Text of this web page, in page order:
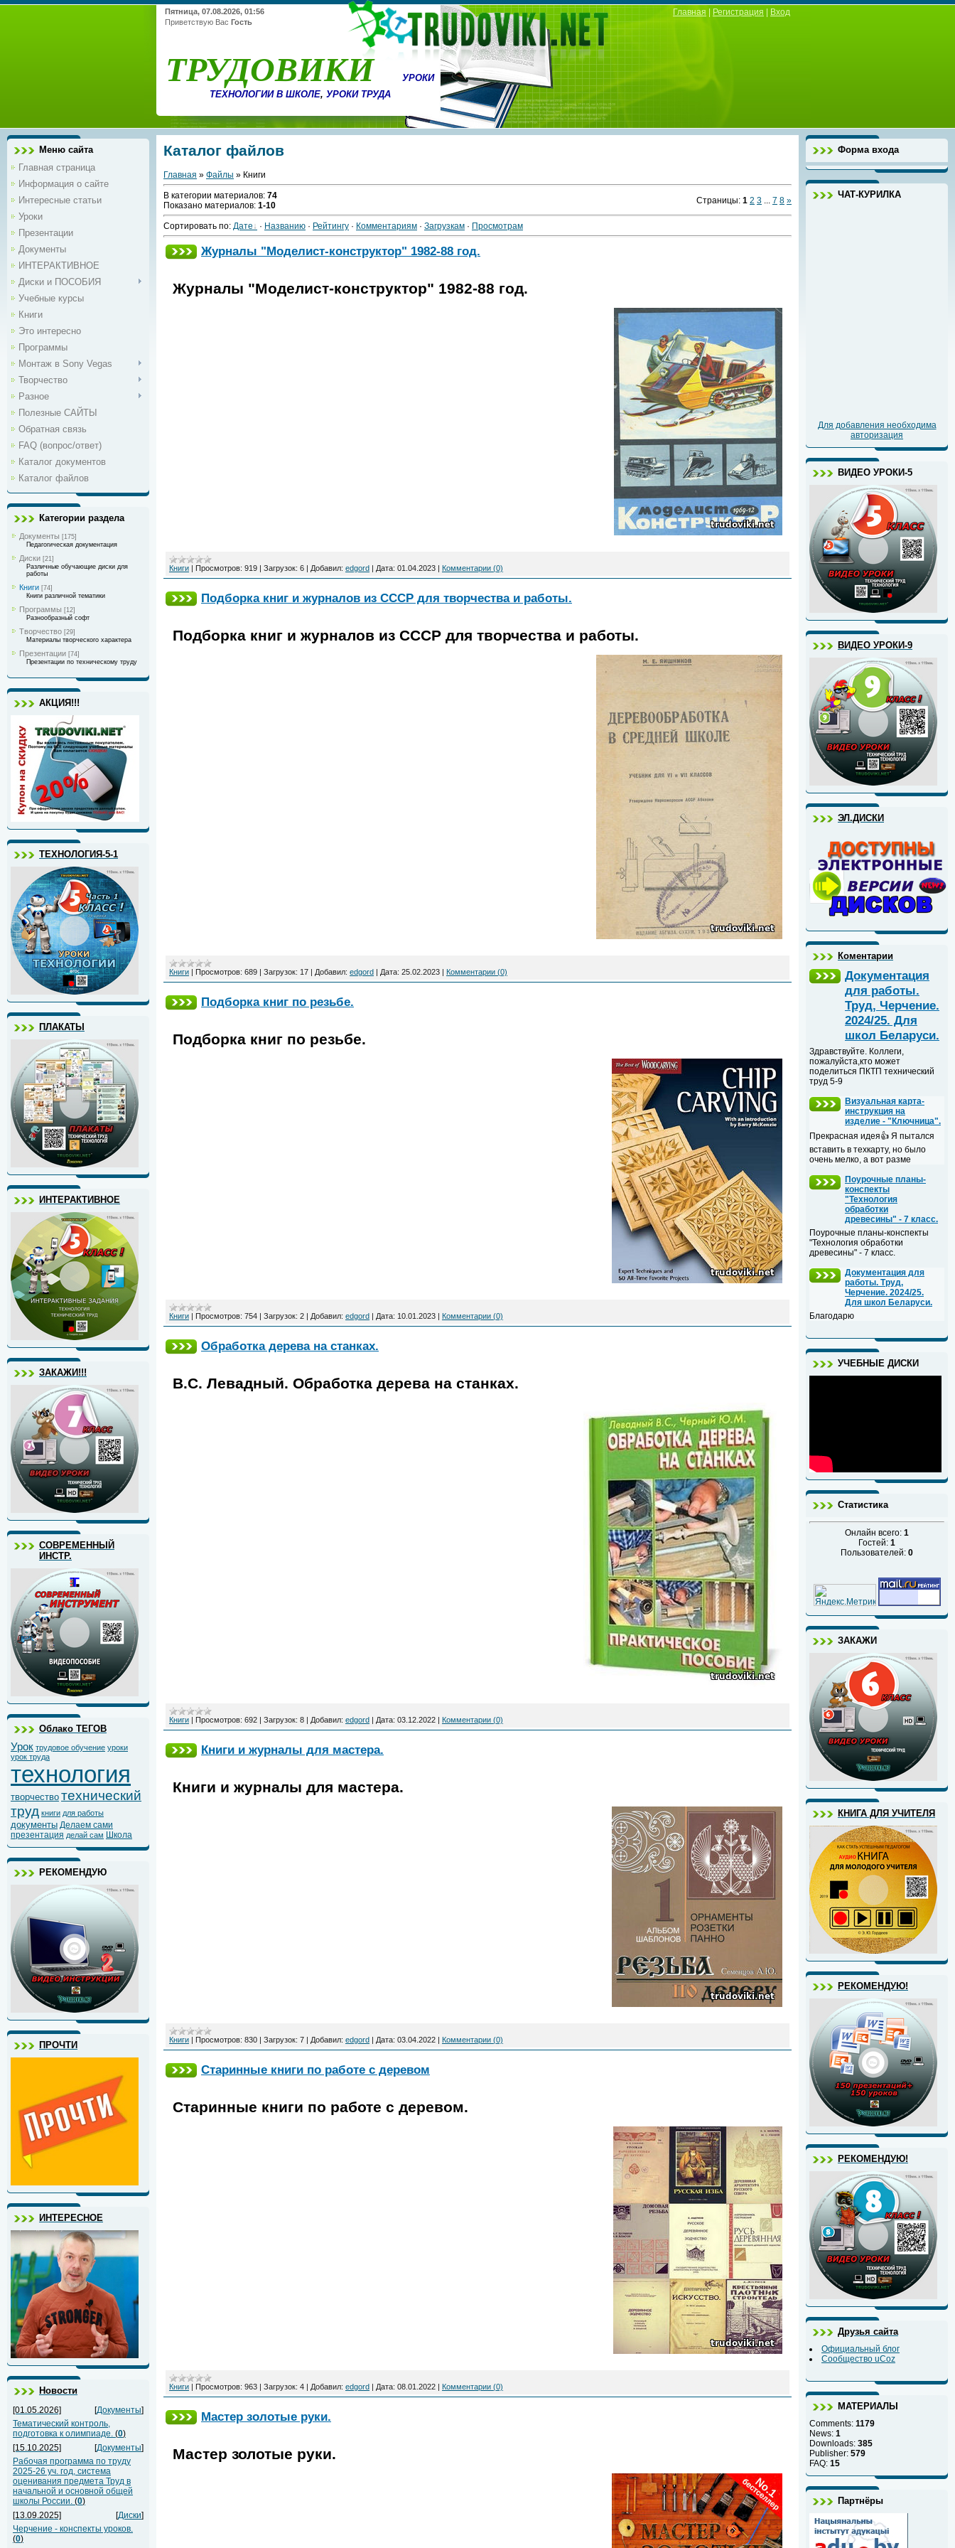
Пятница, 07.08.2026, 01:56
Приветствую Вас Гость
ТРУДОВИКИ
УРОКИ
ТЕХНОЛОГИИ В ШКОЛЕ, УРОКИ ТРУДА
Главная Регистрация Вход
Меню сайта
Главная страница
Информация о сайте
Интересные статьи
Уроки
Презентации
Документы
ИНТЕРАКТИВНОЕ
Диски и ПОСОБИЯ
Учебные курсы
Книги
Это интересно
Программы
Монтаж в Sony Vegas
Творчество
Разное
Полезные САЙТЫ
Обратная связь
FAQ (вопрос/ответ)
Каталог документов
Каталог файлов
Категории раздела
Документы [175]
Педагогическая документация
Диски [21]
Различные обучающие диски для
работы
Книги [74]
Книги различной тематики
Программы [12]
Разнообразный софт
Творчество [29]
Материалы творческого характера
Презентации [74]
Презентации по техническому труду
АКЦИЯ!!!
ТЕХНОЛОГИЯ-5-1
ПЛАКАТЫ
ИНТЕРАКТИВНОЕ
ЗАКАЖИ!!!
СОВРЕМЕННЫЙ
ИНСТР.
Облако ТЕГОВ
Урок трудовое обучение уроки
урок труда
технология
творчество технический
труд книги для работы
документы Делаем сами
презентация делай сам Школа
РЕКОМЕНДУЮ
ПРОЧТИ
ИНТЕРЕСНОЕ
Новости
[01.05.2026] [Документы]
Тематический контроль,
подготовка к олимпиаде. (0)
[15.10.2025]
[Документы]
Рабочая программа по труду
2025-26 уч. год, система
оценивания предмета Труд в
начальной и основной общей
школы России. (0)
[13.09.2025]
[Диски]
Черчение - конспекты уроков.
(0)
Каталог файлов
Главная » Файлы » Книги
В категории материалов: 74
Показано материалов: 1-10 Страницы: 1 2 3 ... 7 8 »
Сортировать по: Дате · Названию · Рейтингу · Комментариям · Загрузкам · Просмотрам
Журналы "Моделист-конструктор" 1982-88 год.
Журналы "Моделист-конструктор" 1982-88 год.
Книги | Просмотров: 919 | Загрузок: 6 | Добавил: edgord | Дата: 01.04.2023 | Комментарии (0)
Подборка книг и журналов из СССР для творчества и работы.
Подборка книг и журналов из СССР для творчества и работы.
Книги | Просмотров: 689 | Загрузок: 17 | Добавил: edgord | Дата: 25.02.2023 | Комментарии (0)
Подборка книг по резьбе.
Подборка книг по резьбе.
Книги | Просмотров: 754 | Загрузок: 2 | Добавил: edgord | Дата: 10.01.2023 | Комментарии (0)
Обработка дерева на станках.
В.С. Левадный. Обработка дерева на станках.
Книги | Просмотров: 692 | Загрузок: 8 | Добавил: edgord | Дата: 03.12.2022 | Комментарии (0)
Книги и журналы для мастера.
Книги и журналы для мастера.
Книги | Просмотров: 830 | Загрузок: 7 | Добавил: edgord | Дата: 03.04.2022 | Комментарии (0)
Старинные книги по работе с деревом
Старинные книги по работе с деревом.
Книги | Просмотров: 963 | Загрузок: 4 | Добавил: edgord | Дата: 08.01.2022 | Комментарии (0)
Мастер золотые руки.
Мастер золотые руки.
Форма входа
ЧАТ-КУРИЛКА
Для добавления необходима
авторизация
ВИДЕО УРОКИ-5
ВИДЕО УРОКИ-9
ЭЛ.ДИСКИ
Коментарии
Документация
для работы.
Труд, Черчение.
2024/25. Для
школ Беларуси.
Здравствуйте. Коллеги,
пожалуйста,кто может
поделиться ПКТП технический
труд 5-9
Визуальная карта-
инструкция на
изделие - "Ключница".
Прекрасная идея👍 Я пытался
вставить в техкарту, но было
очень мелко, а вот разме
Поурочные планы-
конспекты
"Технология
обработки
древесины" - 7 класс.
Поурочные планы-конспекты
"Технология обработки
древесины" - 7 класс.
Документация для
работы. Труд,
Черчение. 2024/25.
Для школ Беларуси.
Благодарю
УЧЕБНЫЕ ДИСКИ
Статистика
Онлайн всего: 1
Гостей: 1
Пользователей: 0
ЗАКАЖИ
КНИГА ДЛЯ УЧИТЕЛЯ
РЕКОМЕНДУЮ!
РЕКОМЕНДУЮ!
Друзья сайта
Официальный блог
Сообщество uCoz
МАТЕРИАЛЫ
Comments: 1179
News: 1
Downloads: 385
Publisher: 579
FAQ: 15
Партнёры